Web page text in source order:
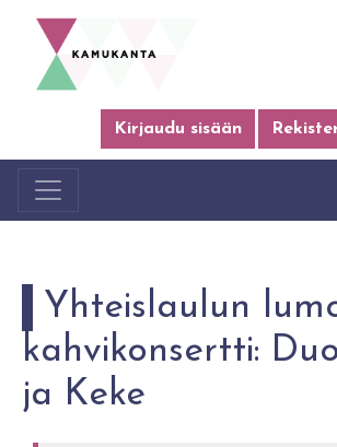
Kirjaudu sisään
Yhteislaulun
kahvikonsertti:
ja Keke